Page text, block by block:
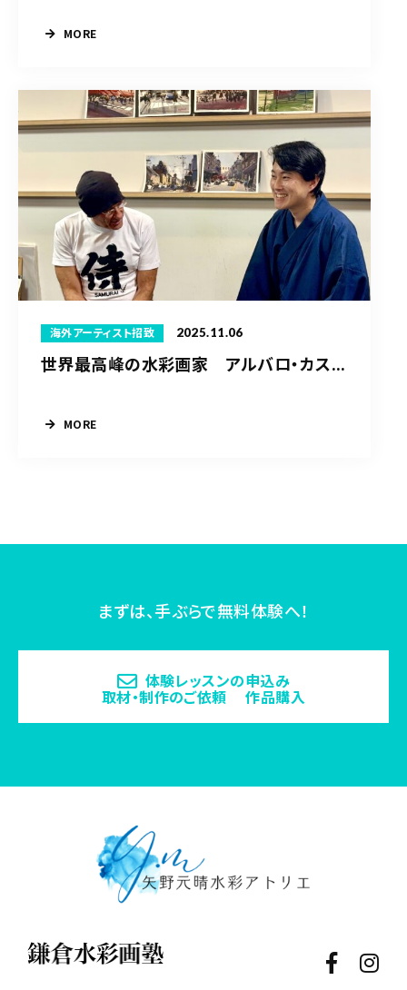
MORE
海外アーティスト招致 2025.11.06
世界最高峰の水彩画家 アルバロ・カス...
MORE
まずは、手ぶらで無料体験へ！
体験レッスンの申込み
取材・制作のご依頼 作品購入